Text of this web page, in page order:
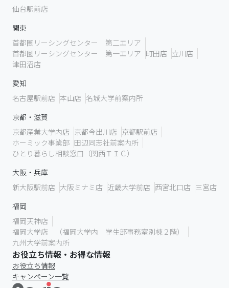
仙台駅前店
関東
首都圏リーシングセンター 第二エリア
首都圏リーシングセンター 第一エリア 町田店 立川店
津田沼店
愛知
名古屋駅前店 本山店 名城大学前案内所
京都・滋賀
京都産業大学内店 京都今出川店 京都駅前店
ホーミック事業部 田辺同志社前案内所
ひとり暮らし相談窓口（関西ＴＩＣ）
大阪・兵庫
新大阪駅前店 大阪ミナミ店 近畿大学前店 西宮北口店 三宮店
福岡
福岡天神店
福岡大学店 （福岡大学内 学生部事務室別棟２階）
九州大学前案内所
お役立ち情報・お得な情報
お役立ち情報
キャンペーン一覧